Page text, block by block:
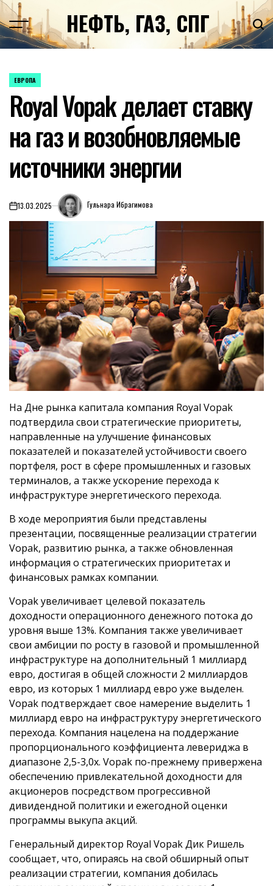
Перейти
к
содержимомуНЕФТЬ, ГАЗ, СПГ
ОПУБЛИКОВАНО
ЕВРОПА
Royal Vopak делает ставку
на газ и возобновляемые
источники энергии
on13.03.2025 Гульнара Ибрагимова
На Дне рынка капитала компания Royal Vopak
подтвердила свои стратегические приоритеты,
направленные на улучшение финансовых
показателей и показателей устойчивости своего
портфеля, рост в сфере промышленных и газовых
терминалов, а также ускорение перехода к
инфраструктуре энергетического перехода.
В ходе мероприятия были представлены
презентации, посвященные реализации стратегии
Vopak, развитию рынка, а также обновленная
информация о стратегических приоритетах и
финансовых рамках компании.
Vopak увеличивает целевой показатель
доходности операционного денежного потока до
уровня выше 13%. Компания также увеличивает
свои амбиции по росту в газовой и промышленной
инфраструктуре на дополнительный 1 миллиард
евро, достигая в общей сложности 2 миллиардов
евро, из которых 1 миллиард евро уже выделен.
Vopak подтверждает свое намерение выделить 1
миллиард евро на инфраструктуру энергетического
перехода. Компания нацелена на поддержание
пропорционального коэффициента левериджа в
диапазоне 2,5-3,0x. Vopak по-прежнему привержена
обеспечению привлекательной доходности для
акционеров посредством прогрессивной
дивидендной политики и ежегодной оценки
программы выкупа акций.
Генеральный директор Royal Vopak Дик Ришель
сообщает, что, опираясь на свой обширный опыт
реализации стратегии, компания добилась